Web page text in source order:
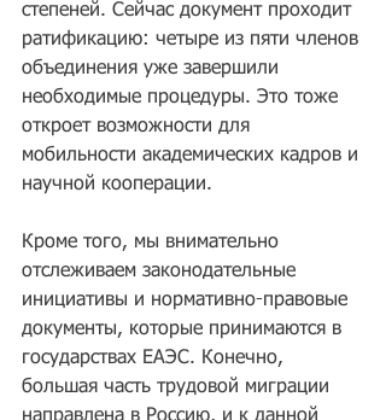
степеней. Сейчас документ проходит
ратификацию: четыре из пяти членов
объединения уже завершили
необходимые процедуры. Это тоже
откроет возможности для
мобильности академических кадров и
научной кооперации.
Кроме того, мы внимательно
отслеживаем законодательные
инициативы и нормативно-правовые
документы, которые принимаются в
государствах ЕАЭС. Конечно,
большая часть трудовой миграции